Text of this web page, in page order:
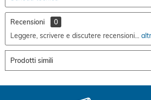
Recensioni
0
Leggere, scrivere e discutere recensioni...
Prodotti simili